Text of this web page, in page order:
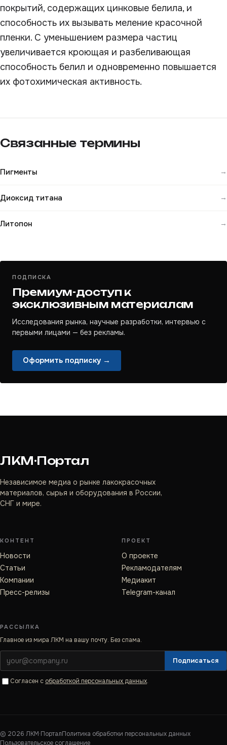
покрытий, содержащих цинковые белила, и
способность их вызывать меление красочной
пленки. С уменьшением размера частиц
увеличивается кроющая и разбеливающая
способность белил и одновременно повышается
их фотохимическая активность.
Связанные термины
Пигменты →
Диоксид титана →
Литопон →
ПОДПИСКА
Премиум-доступ к
эксклюзивным материалам
Исследования рынка, научные разработки, интервью с
первыми лицами — без рекламы.
Оформить подписку →
ЛКМ·Портал
Независимое медиа о рынке лакокрасочных
материалов, сырья и оборудования в России,
СНГ и мире.
КОНТЕНТ
Новости
Статьи
Компании
Пресс-релизы
ПРОЕКТ
О проекте
Рекламодателям
Медиакит
Telegram-канал
РАССЫЛКА
Главное из мира ЛКМ на вашу почту. Без спама.
Подписаться
Согласен с обработкой персональных данных.
© 2026 ЛКМ·ПорталПолитика обработки персональных данных
Пользовательское соглашение